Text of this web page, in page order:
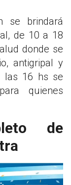
se brindará
de 10 a 18
donde se
antigripal y
las 16 hs se
quienes
de